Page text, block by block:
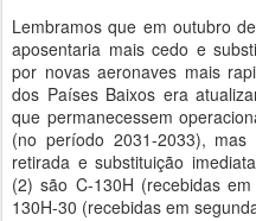
Lembramos que em outubro
aposentaria mais cedo e
por novas aeronaves mais
dos Países Baixos era
que permanecessem
(no período 2031-2033),
retirada e substituição
(2) são C-130H (recebidas
130H-30 (recebidas em